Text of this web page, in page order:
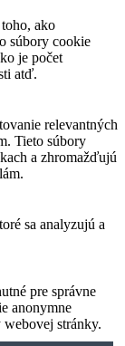
ako
súbory cookie
je počet
atď.
relevantných
Tieto súbory
a zhromažďujú
sa analyzujú a
pre správne
anonymne
stránky.